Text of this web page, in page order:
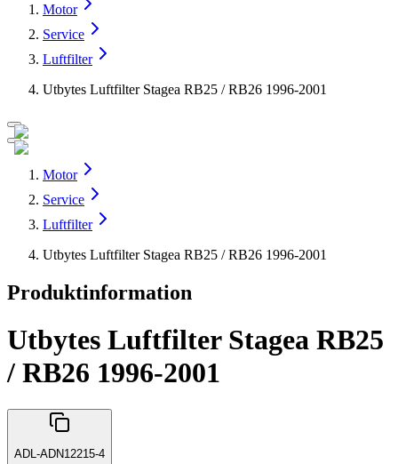
Motor
Service
Luftfilter
Utbytes Luftfilter Stagea RB25 / RB26 1996-2001
Motor
Service
Luftfilter
Utbytes Luftfilter Stagea RB25 / RB26 1996-2001
Produktinformation
Utbytes Luftfilter Stagea RB25
/ RB26 1996-2001
ADL-ADN12215-4